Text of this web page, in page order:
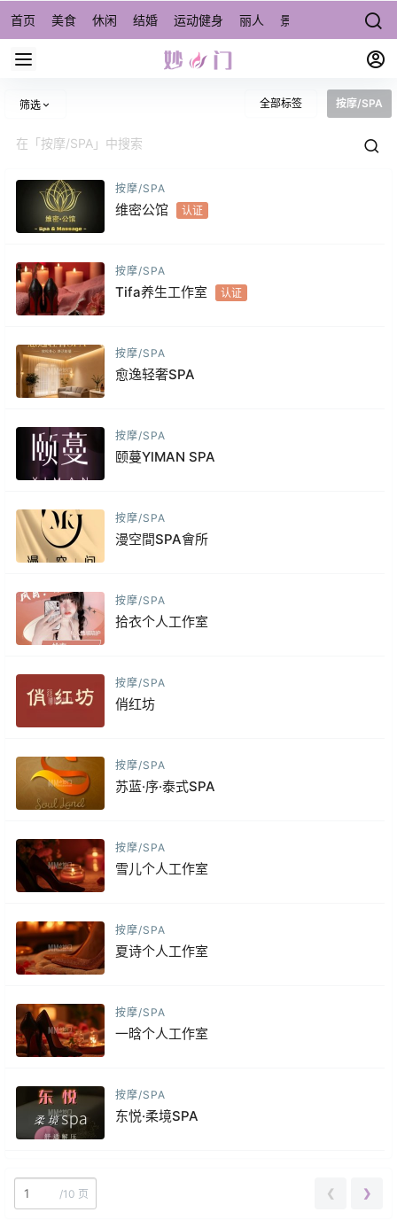
首页 美食 休闲 结婚 运动健身 丽人 景点/周边游 宠物
筛选 全部标签 按摩/SPA
按摩/SPA
维密公馆 认证
按摩/SPA
Tifa养生工作室 认证
按摩/SPA
愈逸轻奢SPA
按摩/SPA
颐蔓YlMAN SPA
按摩/SPA
漫空間SPA會所
按摩/SPA
拾衣个人工作室
按摩/SPA
俏红坊
按摩/SPA
苏蓝·序·泰式SPA
按摩/SPA
雪儿个人工作室
按摩/SPA
夏诗个人工作室
按摩/SPA
一晗个人工作室
按摩/SPA
东悦·柔境SPA
/10 页 ❮ ❯